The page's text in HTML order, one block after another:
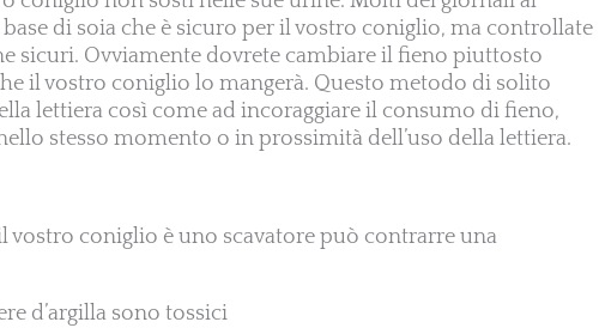
di soia che è sicuro per il vostro coniglio, ma controllate
sicuri. Ovviamente dovrete cambiare il fieno piuttosto
il vostro coniglio lo mangerà. Questo metodo di solito
lettiera così come ad incoraggiare il consumo di fieno,
stesso momento o in prossimità dell’uso della lettiera.
vostro coniglio è uno scavatore può contrarre una
d’argilla sono tossici